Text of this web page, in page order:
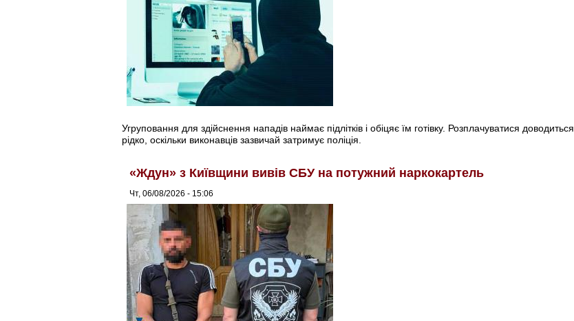
Угруповання для здійснення нападів наймає підлітків і обіцяє їм готівку. Розплачуватися доводиться
рідко, оскільки виконавців зазвичай затримує поліція.
«Ждун» з Київщини вивів СБУ на потужний наркокартель
Чт, 06/08/2026 - 15:06